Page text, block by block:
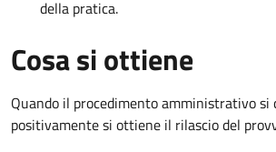
della pratica.
Cosa si ottiene
Quando il procedimento amministrativo si
positivamente si ottiene il rilascio del